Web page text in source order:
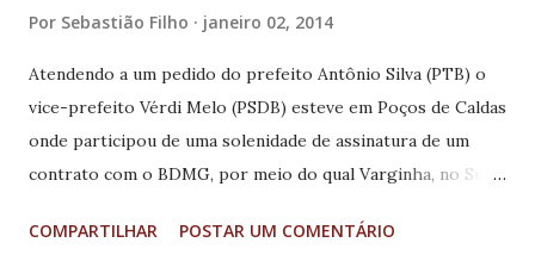
Por Sebastião Filho janeiro 02, 2014
Atendendo a um pedido do prefeito Antônio Silva (PTB) o
vice-prefeito Vérdi Melo (PSDB) esteve em Poços de Caldas
onde participou de uma solenidade de assinatura de um
contrato com o BDMG, por meio do qual Varginha, no Sul
serão destinados para a aquisição de caminhões para a
COMPARTILHAR
POSTAR UM COMENTÁRIO